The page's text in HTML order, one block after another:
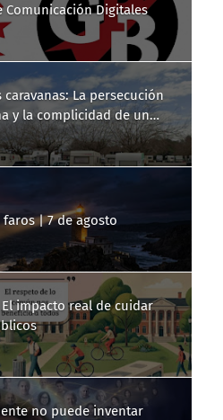
Comunicación Digitales
caravanas: La persecución
y la complicidad de un
| 7 de agosto
impacto real de cuidar
no puede inventar